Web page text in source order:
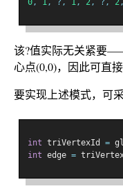
0, 1, ?, 1, 2, ?, 2,
该?值实际无关紧要
心点(0,0)，因此可直
要实现上述模式，可
int triVertexId =
int edge =